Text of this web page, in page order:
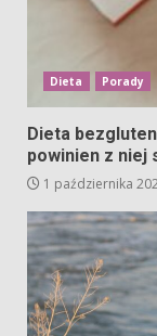
Dieta Porady
Dieta
powinien z niej
1 października